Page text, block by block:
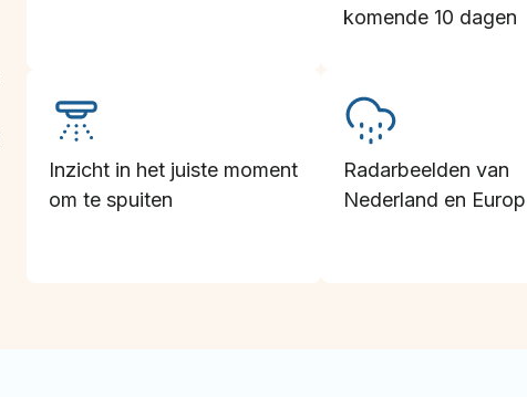
komende 10 dagen
Inzicht in het juiste moment
om te spuiten
Radarbeelden van
Nederland en